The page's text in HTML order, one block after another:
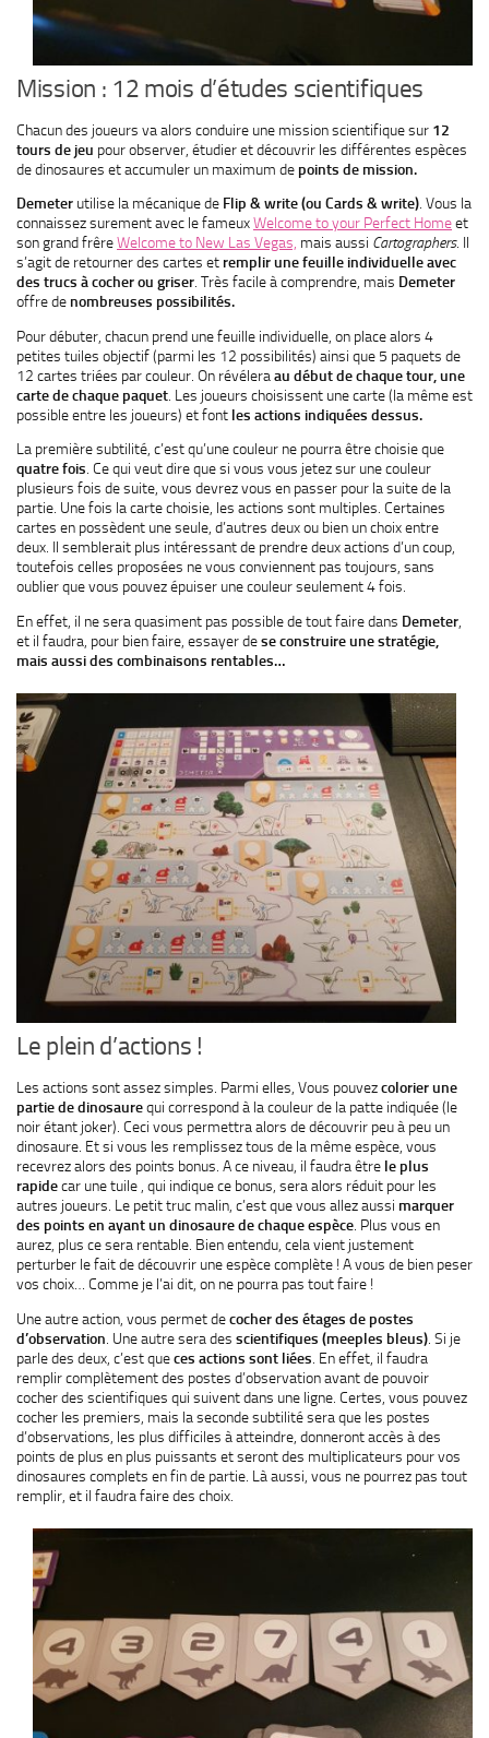
Mission : 12 mois d’études scientifiques
Chacun des joueurs va alors conduire une mission scientifique sur 12
tours de jeu pour observer, étudier et découvrir les différentes espèces
de dinosaures et accumuler un maximum de points de mission.
Demeter utilise la mécanique de Flip & write (ou Cards & write). Vous la
connaissez surement avec le fameuxWelcome to your Perfect Homeet
son grand frêreWelcome to New Las Vegas, mais aussi Cartographers. Il
s’agit de retourner des cartes et remplir une feuille individuelle avec
des trucs à cocher ou griser. Très facile à comprendre, mais Demeter
offre de nombreuses possibilités.
Pour débuter, chacun prend une feuille individuelle, on place alors 4
petites tuiles objectif (parmi les 12 possibilités) ainsi que 5 paquets de
12 cartes triées par couleur. On révélera au début de chaque tour, une
carte de chaque paquet . Les joueurs choisissent une carte (la même est
possible entre les joueurs) et font les actions indiquées dessus.
La première subtilité, c’est qu’une couleur ne pourra être choisie que
quatre fois. Ce qui veut dire que si vous vous jetez sur une couleur
plusieurs fois de suite, vous devrez vous en passer pour la suite de la
partie. Une fois la carte choisie, les actions sont multiples. Certaines
cartes en possèdent une seule, d’autres deux ou bien un choix entre
deux. Il semblerait plus intéressant de prendre deux actions d’un coup,
toutefois celles proposées ne vous conviennent pas toujours, sans
oublier que vous pouvez épuiser une couleur seulement 4 fois.
En effet, il ne sera quasiment pas possible de tout faire dans Demeter
et il faudra, pour bien faire, essayer dese construire une stratégie,
mais aussi des combinaisons rentables…
Le plein d’actions !
Les actions sont assez simples. Parmi elles, Vous pouvezcolorier une
partie de dinosaurequi correspond à la couleur de la patte indiquée (le
noir étant joker). Ceci vous permettra alors de découvrir peu à peu un
dinosaure. Et si vous les remplissez tous de la même espèce, vous
recevrez alors des points bonus. A ce niveau, il faudra être le plus
rapidecar une tuile , qui indique ce bonus, sera alors réduit pour les
autres joueurs. Le petit truc malin, c’est que vous allez aussi marquer
des points en ayant un dinosaure de chaque espèce. Plus vous en
aurez, plus ce sera rentable. Bien entendu, cela vient justement
perturber le fait de découvrir une espèce complète ! A vous de bien peser
vos choix… Comme je l’ai dit, on ne pourra pas tout faire !
Une autre action, vous permet decocher des étages de postes
d’observation . Une autre sera des scientifiques (meeples bleus) . Si je
parle des deux, c’est queces actions sont liées . En effet, il faudra
remplir complètement des postes d’observation avant de pouvoir
cocher des scientifiques qui suivent dans une ligne. Certes, vous pouvez
cocher les premiers, mais la seconde subtilité sera que les postes
d’observations, les plus difficiles à atteindre, donneront accès à des
points de plus en plus puissants et seront des multiplicateurs pour vos
dinosaures complets en fin de partie. Là aussi, vous ne pourrez pas tout
remplir, et il faudra faire des choix.